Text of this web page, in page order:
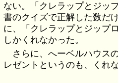
ない。「クレラップとジッ
書のクイズで正解した数だ
に、「クレラップとジップ
しかくれなかった。
さらに、へーベルハウス
レゼントというのも、くれ